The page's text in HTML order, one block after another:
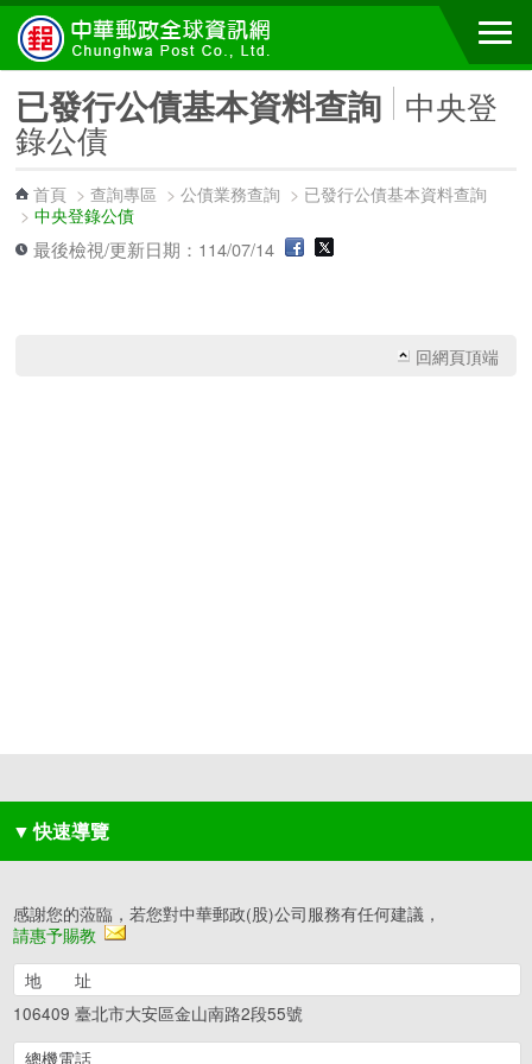
跳到主要內容區塊
已發行公債基本資料查詢 中央登
錄公債
首頁 >查詢專區 >公債業務查詢 > 已發行公債基本資料查詢
>中央登錄公債
最後檢視/更新日期：114/07/14
回網頁頂端
▼ 快速導覽
感謝您的蒞臨，若您對中華郵政(股)公司服務有任何建議，
請惠予賜教
地 址
106409 臺北市大安區金山南路2段55號
總機電話